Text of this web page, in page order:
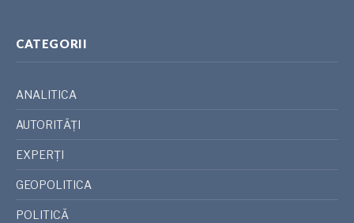
CATEGORII
ANALITICA
AUTORITĂȚI
EXPERȚI
GEOPOLITICA
POLITICĂ